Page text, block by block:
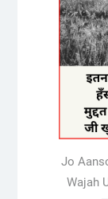
Jo
Wajah